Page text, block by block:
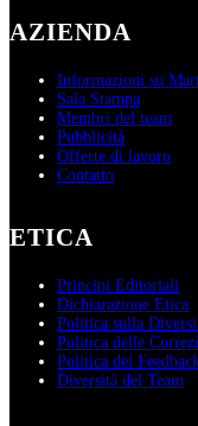
AZIENDA
Informazioni su
Sala Stampa
Membri del team
Pubblicità
Offerte di lavoro
Contatto
ETICA
Principi Editoriali
Dichiarazione Etica
Politica sulla
Politica delle
Politica dei
Diversità del Team